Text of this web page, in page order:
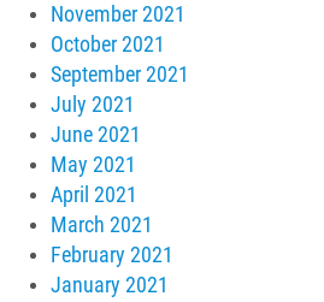
November 2021
October 2021
September 2021
July 2021
June 2021
May 2021
April 2021
March 2021
February 2021
January 2021